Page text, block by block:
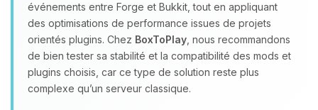
événements entre Forge et Bukkit, tout en appliquant
des optimisations de performance issues de projets
orientés plugins. Chez BoxToPlay , nous recommandons
de bien tester sa stabilité et la compatibilité des mods et
plugins choisis, car ce type de solution reste plus
complexe qu’un serveur classique.